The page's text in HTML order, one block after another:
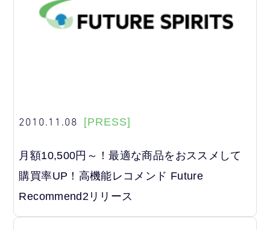
2010.11.08 [PRESS]
月額10,500円～！最適な商品をおススメして
購買率UP！高機能レコメンド Future
Recommend2リリース